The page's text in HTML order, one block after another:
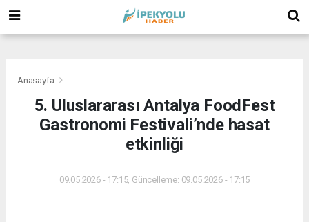
Anasayfa
5. Uluslararası Antalya FoodFest
Gastronomi Festivali’nde hasat
etkinliği
09.05.2026 - 17:15, Güncelleme: 09.05.2026 - 17:15